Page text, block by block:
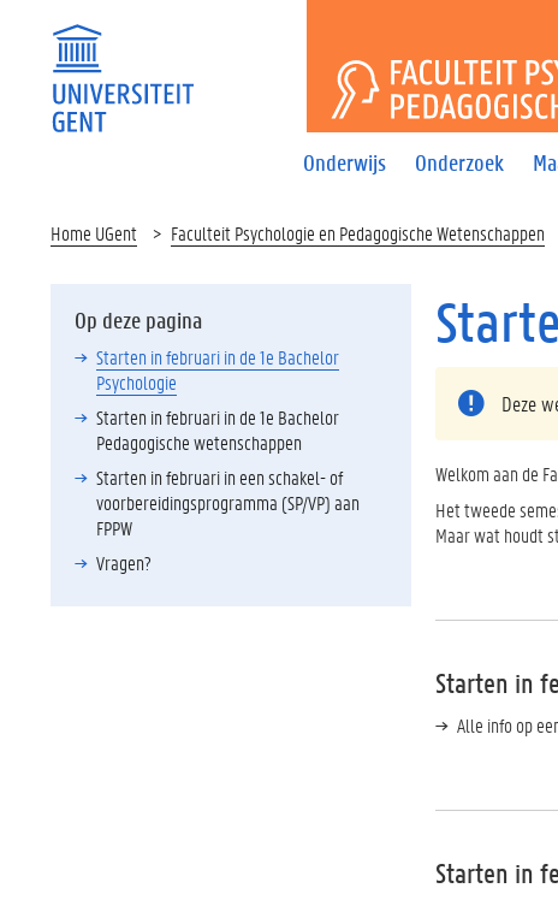
Onderwijs Onderzoek
Home UGent Faculteit Psychologie en Pedagogische Wetenschappen
Op deze pagina
Starten in februari in de 1e Bachelor
Psychologie
Starten in februari in de 1e Bachelor
Pedagogische wetenschappen
Starten in februari in een schakel- of
voorbereidingsprogramma (SP/VP) aan
FPPW
Vragen?
Deze
Welkom aan de
Het tweede
Maar wat houdt
Starten in
Alle info op
Starten in